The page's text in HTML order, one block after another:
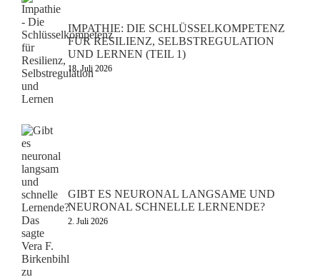
IMPATHIE: DIE SCHLÜSSELKOMPETENZ
FÜR RESILIENZ, SELBSTREGULATION
UND LERNEN (TEIL 1)
18. Juli 2026
GIBT ES NEURONAL LANGSAME UND
NEURONAL SCHNELLE LERNENDE?
2. Juli 2026